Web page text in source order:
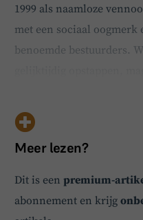
1999 als naamloze
met een sociaal
benoemde bestuurders.
onvermijdelijk de
vragen die verder reiken
pro…
Meer lezen?
Dit is eenpremium-
abonnement en krijg
Hey! Heb je een vraag